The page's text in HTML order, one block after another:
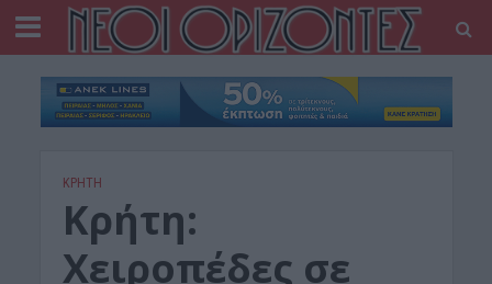
ΚΡΗΤΗ
Κρήτη:
Χειροπέδες σε